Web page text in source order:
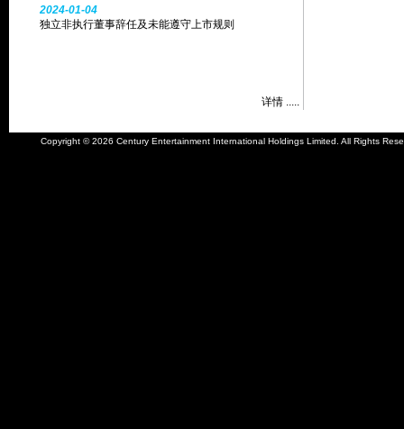
2024-01-04
独立非执行董事辞任及未能遵守上市规则
详情 .....
Copyright © 2026 Century Entertainment International Holdings Limited. All Rights